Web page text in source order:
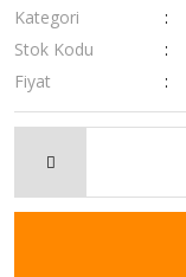
Kategori
Stok Kodu
Fiyat